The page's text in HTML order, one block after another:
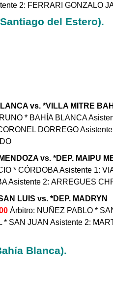
2: FERRARI GONZALO
del Estero).
vs. *VILLA MITRE
* BAHÍA BLANCA
DORREGO
vs. *DEP. MAIPU
* CÓRDOBA Asistente 1:
Asistente 2: ARREGUES
LUIS vs. *DEP. MADRYN
Árbitro: NUÑEZ PABLO *
* SAN JUAN Asistente 2:
Blanca).